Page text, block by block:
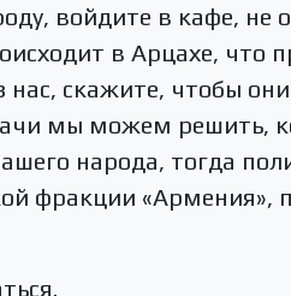
войдите в кафе, не
в Арцахе, что
нас, скажите, чтобы они
мы можем решить,
народа, тогда
фракции «Армения»,